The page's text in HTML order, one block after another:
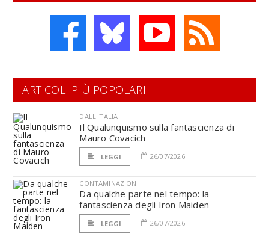
ARTICOLI PIÙ POPOLARI
DALL'ITALIA
Il Qualunquismo sulla fantascienza di
Mauro Covacich
LEGGI 26/07/2026
CONTAMINAZIONI
Da qualche parte nel tempo: la
fantascienza degli Iron Maiden
LEGGI 26/07/2026